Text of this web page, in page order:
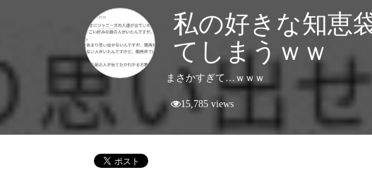
私の好きな知恵
てしまうｗｗ
まさかすぎて…ｗｗｗ
15,785 views